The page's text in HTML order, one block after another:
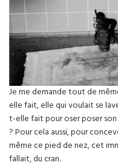
Je me demande tout de
elle fait, elle qui voulait se
t-elle fait pour oser poser
? Pour cela aussi, pour
même ce pied de nez, cet
fallait, du cran.